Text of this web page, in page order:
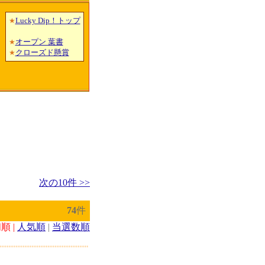
★Lucky Dip！トップ
★オープン 葉書
★クローズド懸賞
次の10件 >>
74件
| 人気順 | 当選数順